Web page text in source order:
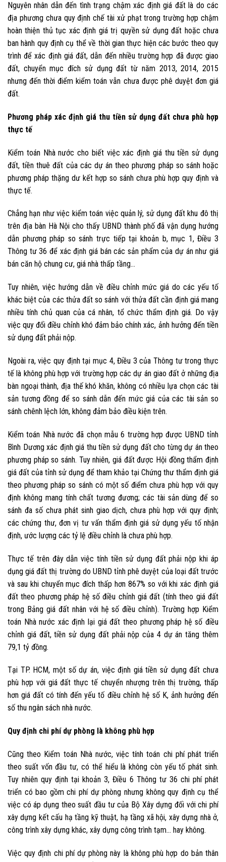
Nguyên nhân dẫn đến tình trạng chậm xác định giá đất là do các
địa phương chưa quy định chế tài xử phạt trong trường hợp chậm
hoàn thiện thủ tục xác định giá trị quyền sử dụng đất hoặc chưa
ban hành quy định cụ thể về thời gian thực hiện các bước theo quy
trình để xác định giá đất, dẫn đến nhiều trường hợp đã được giao
đất, chuyển mục đích sử dụng đất từ năm 2013, 2014, 2015
nhưng đến thời điểm kiểm toán vẫn chưa được phê duyệt đơn giá
đất.
Phương pháp xác định giá thu tiền sử dụng đất chưa phù hợp
thực tế
Kiểm toán Nhà nước cho biết việc xác định giá thu tiền sử dụng
đất, tiền thuê đất của các dự án theo phương pháp so sánh hoặc
phương pháp thặng dư kết hợp so sánh chưa phù hợp quy định và
thực tế.
Chẳng hạn như việc kiểm toán việc quản lý, sử dụng đất khu đô thị
trên địa bàn Hà Nội cho thấy UBND thành phố đã vận dụng hướng
dẫn phương pháp so sánh trực tiếp tại khoản b, mục 1, Điều 3
Thông tư 36 để xác định giá bán các sản phẩm của dự án như giá
bán căn hộ chung cư, giá nhà thấp tầng…
Tuy nhiên, việc hướng dẫn về điều chỉnh mức giá do các yếu tố
khác biệt của các thửa đất so sánh với thửa đất cần định giá mang
nhiều tính chủ quan của cá nhân, tổ chức thẩm định giá. Do vậy
việc quy đổi điều chỉnh khó đảm bảo chính xác, ảnh hưởng đến tiền
sử dụng đất phải nộp.
Ngoài ra, việc quy định tại mục 4, Điều 3 của Thông tư trong thực
tế là không phù hợp với trường hợp các dự án giao đất ở những địa
bàn ngoại thành, địa thế khó khăn, không có nhiều lựa chọn các tài
sản tương đồng để so sánh dẫn đến mức giá của các tài sản so
sánh chênh lệch lớn, không đảm bảo điều kiện trên.
Kiểm toán Nhà nước đã chọn mẫu 6 trường hợp được UBND tỉnh
Bình Dương xác định giá thu tiền sử dụng đất cho từng dự án theo
phương pháp so sánh. Tuy nhiên, giá đất được Hội đồng thẩm định
giá đất của tỉnh sử dụng để tham khảo tại Chứng thư thẩm định giá
theo phương pháp so sánh có một số điểm chưa phù hợp với quy
định không mang tính chất tương đương; các tài sản dùng để so
sánh đa số chưa phát sinh giao dịch, chưa phù hợp với quy định;
các chứng thư, đơn vị tư vấn thẩm định giá sử dụng yếu tố nhận
định, ước lượng các tỷ lệ điều chỉnh là chưa phù hợp.
Thực tế trên đây dẫn việc tính tiền sử dụng đất phải nộp khi áp
dụng giá đất thị trường do UBND tỉnh phê duyệt của loại đất trước
và sau khi chuyển mục đích thấp hơn 867% so với khi xác định giá
đất theo phương pháp hệ số điều chỉnh giá đất (tính theo giá đất
trong Bảng giá đất nhân với hệ số điều chỉnh). Trường hợp Kiểm
toán Nhà nước xác định lại giá đất theo phương pháp hệ số điều
chỉnh giá đất, tiền sử dụng đất phải nộp của 4 dự án tăng thêm
79,1 tỷ đồng.
Tại TP. HCM, một số dự án, việc định giá tiền sử dụng đất chưa
phù hợp với giá đất thực tế chuyển nhượng trên thị trường, thấp
hơn giá đất có tính đến yếu tố điều chỉnh hệ số K, ảnh hưởng đến
số thu ngân sách nhà nước.
Quy định chi phí dự phòng là không phù hợp
Cũng theo Kiểm toán Nhà nước, việc tính toán chi phí phát triển
theo suất vốn đầu tư, có thể hiểu là không còn yếu tố phát sinh.
Tuy nhiên quy định tại khoản 3, Điều 6 Thông tư 36 chi phí phát
triển có bao gồm chi phí dự phòng nhưng không quy định cụ thể
việc có áp dụng theo suất đầu tư của Bộ Xây dựng đối với chi phí
xây dựng kết cấu hạ tầng kỹ thuật, hạ tầng xã hội, xây dựng nhà ở,
công trình xây dựng khác, xây dựng công trình tạm… hay không.
Việc quy định chi phí dự phòng này là không phù hợp do bản thân